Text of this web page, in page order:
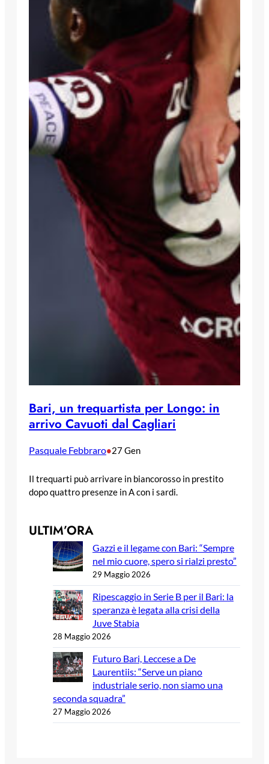
Bari, un trequartista per Longo: in
arrivo Cavuoti dal Cagliari
Pasquale Febbraro•27 Gen
Il trequarti può arrivare in biancorosso in prestito
dopo quattro presenze in A con i sardi.
ULTIM’ORA
Gazzi e il legame con Bari: “Sempre
nel mio cuore, spero si rialzi presto”
29 Maggio 2026
Ripescaggio in Serie B per il Bari: la
speranza è legata alla crisi della
Juve Stabia
28 Maggio 2026
Futuro Bari, Leccese a De
Laurentiis: “Serve un piano
industriale serio, non siamo una
seconda squadra”
27 Maggio 2026